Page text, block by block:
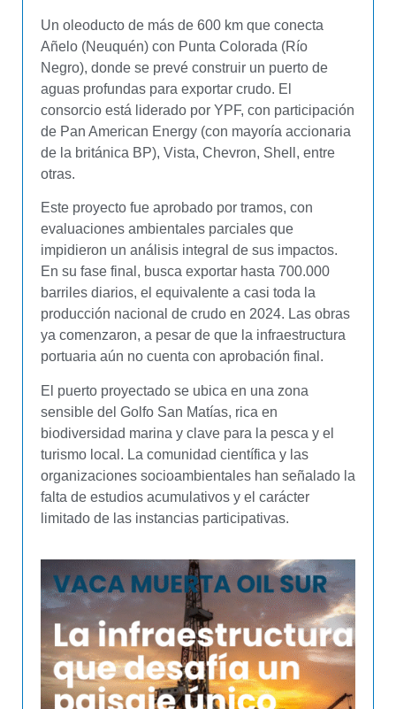
Un oleoducto de más de 600 km que conecta
Añelo (Neuquén) con Punta Colorada (Río
Negro), donde se prevé construir un puerto de
aguas profundas para exportar crudo. El
consorcio está liderado por YPF, con participación
de Pan American Energy (con mayoría accionaria
de la británica BP), Vista, Chevron, Shell, entre
otras.
Este proyecto fue aprobado por tramos, con
evaluaciones ambientales parciales que
impidieron un análisis integral de sus impactos.
En su fase final, busca exportar hasta 700.000
barriles diarios, el equivalente a casi toda la
producción nacional de crudo en 2024. Las obras
ya comenzaron, a pesar de que la infraestructura
portuaria aún no cuenta con aprobación final.
El puerto proyectado se ubica en una zona
sensible del Golfo San Matías, rica en
biodiversidad marina y clave para la pesca y el
turismo local. La comunidad científica y las
organizaciones socioambientales han señalado la
falta de estudios acumulativos y el carácter
limitado de las instancias participativas.
Proyecto de exportación de gas mediante buques
flotantes de licuefacción frente a Las Grutas, una
localidad turística sobre el Golfo San Matías.
Impulsado por Pan American Energy, Golar LNG y
YPF, contempla la instalación de dos unidades
flotantes: una que operaría con gas de la Cuenca
Austral, y otra que requeriría un gasoducto de más